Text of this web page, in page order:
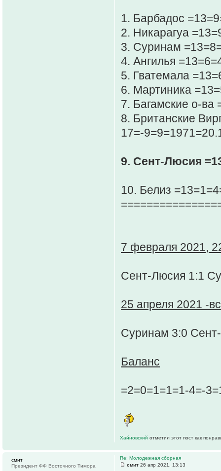
1. Барбадос
2. Никарагуа
3. Суринам
4. Ангилья
5. Гватемала
6. Мартиника
7. Багамские о-ва
8. Британские
17=-
9. Сент-Люсия
10. Белиз
7 февраля 2021,
Сент-Люсия 1:1
25 апреля 2021 -
Суринам 3:0
Баланс
=2=0=1=1=1-4=-
Хайновский отметил этот пост как
Re: Молодежная сборная
смит 26 апр 2021, 13:13
смит
Президент ФФ Восточного Тимора